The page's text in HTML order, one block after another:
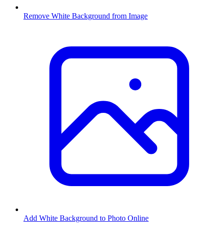
Remove White Background from Image
Add White Background to Photo Online